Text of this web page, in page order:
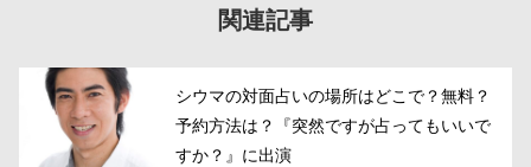
関連記事
シウマの対面占いの場所はどこで？無料？
予約方法は？『突然ですが占ってもいいで
すか？』に出演